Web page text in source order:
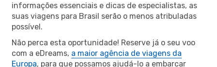
informações essenciais e dicas de especialistas, as
suas viagens para Brasil serão o menos atribuladas
possível.
Não perca esta oportunidade! Reserve já o seu voo
com a eDreams, a maior agência de viagens da
Europa, para que possamos ajudá-lo a embarcar